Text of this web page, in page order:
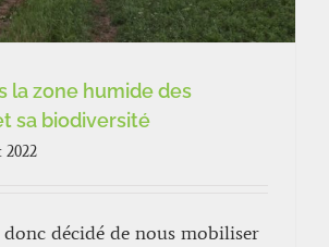
la zone humide des
sa biodiversité
2022
décidé de nous mobiliser